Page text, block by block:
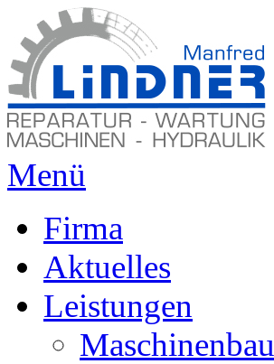
Menü
Firma
Aktuelles
Leistungen
Maschinenbau